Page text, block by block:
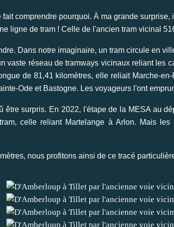
fait comprendre pourquoi. À ma grande
ligne de tram ! Celle de l'ancien tram vicinal
Dans notre imaginaire, un tram circule en
vaste réseau de tramways vicinaux reliant les
de 81,41 kilomètres, elle reliait Marche-
Ode et Bastogne. Les voyageurs l'ont
être surpris. En 2022, l'étape de la MESA au
celle reliant Martelange à Arlon. Mais les
nous profitons ainsi de ce tracé